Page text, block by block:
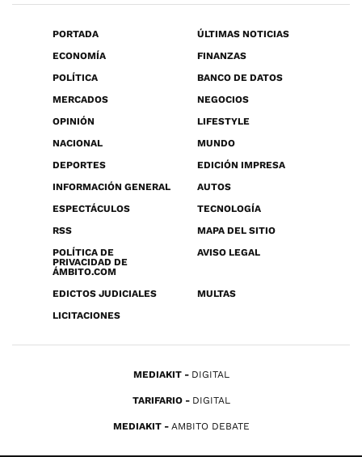
PORTADA
ÚLTIMAS NOTICIAS
ECONOMÍA
FINANZAS
POLÍTICA
BANCO DE DATOS
MERCADOS
NEGOCIOS
OPINIÓN
LIFESTYLE
NACIONAL
MUNDO
DEPORTES
EDICIÓN IMPRESA
INFORMACIÓN GENERAL
AUTOS
ESPECTÁCULOS
TECNOLOGÍA
RSS
MAPA DEL SITIO
POLÍTICA DE
PRIVACIDAD DE
ÁMBITO.COM
AVISO LEGAL
EDICTOS JUDICIALES
MULTAS
LICITACIONES
MEDIAKIT DIGITAL
TARIFARIO DIGITAL
MEDIAKIT AMBITO DEBATE